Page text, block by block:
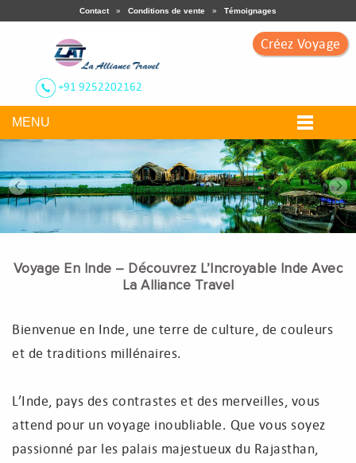
Contact» Conditions de vente » Témoignages
Créez Voyage
+91 9252202162
MENU
Nos Circuits
Circuit Sur Mesure
Qui Sommes Nous
Qui Sommes Nous
Voyage En Inde – Découvrez L’Incroyable Inde Avec
La Alliance Travel
Bienvenue en Inde, une terre de culture, de couleurs
et de traditions millénaires.
L’Inde, pays des contrastes et des merveilles, vous
attend pour un voyage inoubliable. Que vous soyez
passionné par les palais majestueux du Rajasthan,